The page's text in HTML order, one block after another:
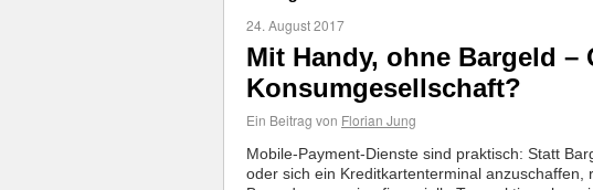
24. August 2017
Mit Handy, ohne Bargeld
Konsumgesellschaft?
Ein Beitrag von Florian Jung
Mobile-Payment-Dienste sind praktisch: Statt
oder sich ein Kreditkartenterminal